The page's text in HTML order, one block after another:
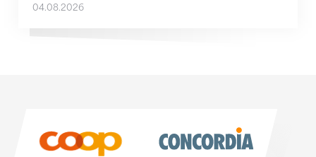
04.08.2026